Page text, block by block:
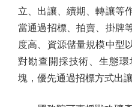
立、出讓、續期、轉讓等
當通過招標、拍賣、掛牌
度高、資源儲量規模中型
對勘查開採技術、生態
塊，優先通過招標方式出讓